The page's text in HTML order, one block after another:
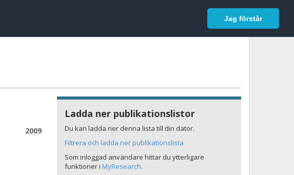
Jag förstår
Logga in
2009
Ladda ner publikationslistor
Du kan ladda ner denna lista till din dator.
Filtrera och ladda ner publikationslista
Som inloggad användare hittar du ytterligare
funktioner i MyResearch.